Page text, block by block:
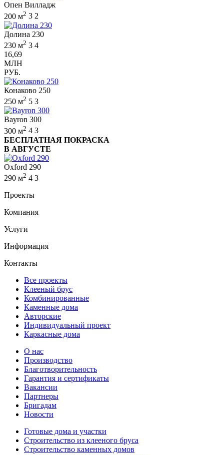
Опен Вилладж
200 м2 3 2
Долина 230
230 м2 3 4
16,69
МЛН
РУБ.
Конаково 250
250 м2 5 3
Bayron 300
300 м2 4 3
БЕСПЛАТНАЯ ПОКРАСКА
В АВГУСТЕ
Oxford 290
290 м2 4 3
Проекты
Компания
Услуги
Информация
Контакты
Все проекты
Клееный брус
Комбинированные
Каменные дома
Авторские
Индивидуальный проект
Каркасные дома
О нас
Производство
Благотворительность
Гарантия и сертификаты
Вакансии
Партнеры
Бригадам
Новости
Готовые дома и участки
Строительство из клееного бруса
Строительство каменных домов